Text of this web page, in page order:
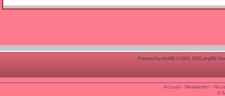
Powered byphpBB© 2001, 2002 phpBB
Accueil- Newsletter-
©